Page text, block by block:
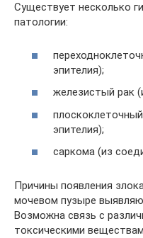
Существует несколько
патологии:
эпителия);
железистый рак
эпителия);
саркома (из
Причины появления
мочевом пузыре
Возможна связь с
токсическими